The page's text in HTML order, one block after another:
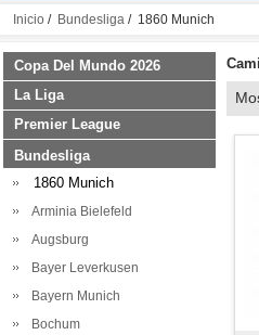
Inicio / Bundesliga / 1860 Munich
Copa Del Mundo 2026
La Liga
Premier League
Bundesliga
1860 Munich
Arminia Bielefeld
Augsburg
Bayer Leverkusen
Bayern Munich
Bochum